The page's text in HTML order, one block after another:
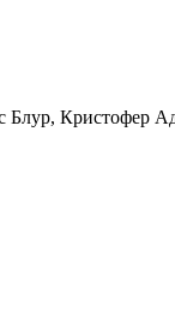
Кристофер